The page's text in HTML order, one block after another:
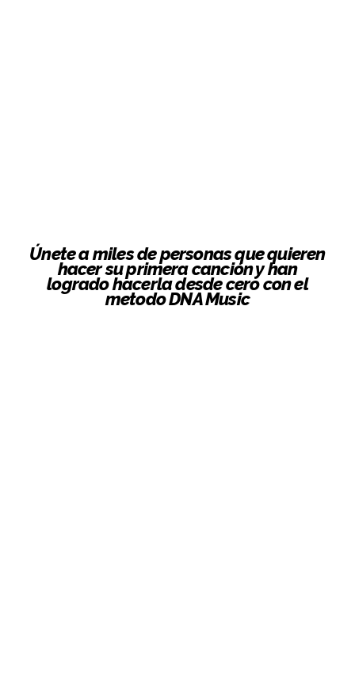
Únete a miles de personas que quieren
hacer su primera canción y han
logrado hacerla desde cero con el
metodo DNA Music